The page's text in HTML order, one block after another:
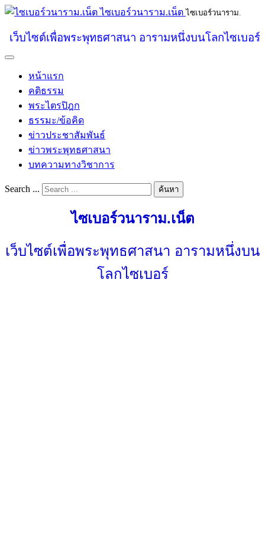
ไซเบอร์วนาราม.เน็ต ไซเบอร์วนาราม.
เว็บไซต์เพื่อพระพุทธศาสนา อารามหนึ่งบนโลกไซเบอร์
หน้าแรก
คติธรรม
พระไตรปิฎก
ธรรมะ/ข้อคิด
ข่าวประชาสัมพันธ์
ข่าวพระพุทธศาสนา
บทความทางวิชาการ
Search ... ค้นหา
ไซเบอร์วนาราม.เน็ต
เว็บไซต์เพื่อพระพุทธศาสนา อารามหนึ่งบน
โลกไซเบอร์